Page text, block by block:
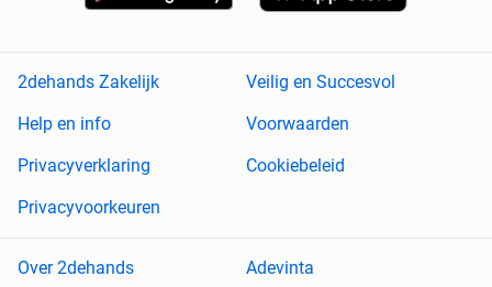
2dehands Zakelijk
Veilig en Succesvol
Help en info
Voorwaarden
Privacyverklaring
Cookiebeleid
Privacyvoorkeuren
Over 2dehands Adevinta